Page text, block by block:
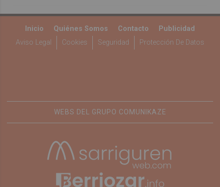
Inicio Quiénes Somos Contacto
Publicidad
Aviso Legal
Cookies Seguridad Protección De Datos
WEBS DEL GRUPO COMUNIKAZE